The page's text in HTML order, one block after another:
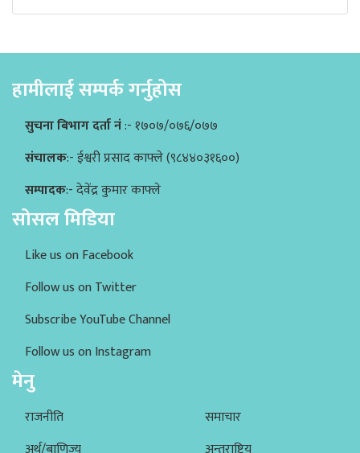
हामीलाई सम्पर्क गर्नुहोस
सुचना बिभाग दर्ता नं:- १७०७/०७६/०७७
संचालक:- ईश्वरी प्रसाद काफ्ले (९८४४०३१६००)
सम्पादक:- देवेंद्र कुमार काफ्ले
सोसल मिडिया
Like us on Facebook
Follow us on Twitter
Subscribe YouTube Channel
Follow us on Instagram
मेनु
राजनीति
समाचार